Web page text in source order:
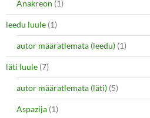
Anakreon (1)
leedu luule (1)
autor määratlemata (leedu) (1)
läti luule (7)
autor määratlemata (läti) (5)
Aspazija (1)